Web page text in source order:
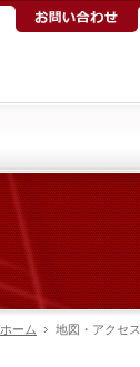
ホーム 地図・アクセス